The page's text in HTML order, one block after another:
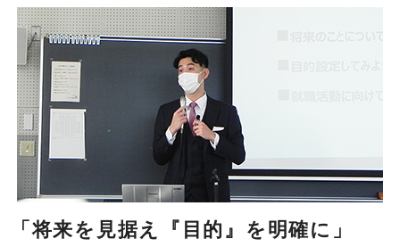
「将来を見据え『目的』を明確に」